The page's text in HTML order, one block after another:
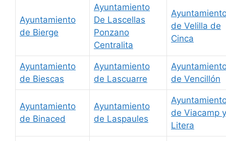
Ayuntamiento
de Bierge
Ayuntamiento
De Lascellas
Ponzano
Centralita
de Velilla de
Cinca
Ayuntamiento
de Biescas
Ayuntamiento
de Lascuarre
de Vencillón
Ayuntamiento
de Binaced
Ayuntamiento
de Laspaules
de Viacamp y
Litera